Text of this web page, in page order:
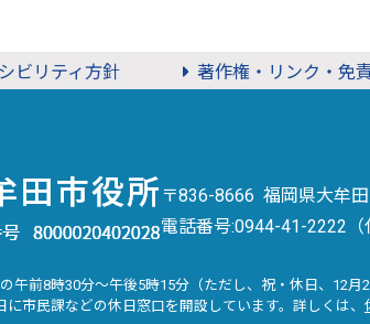
ビリティ方針 著作権・リンク・免
〒836-8666 福岡県大牟
電話番号:0944-41-2222（
午前8時30分～午後5時15分（ただし、祝・休日、12月
市民課などの休日窓口を開設しています。詳しくは、